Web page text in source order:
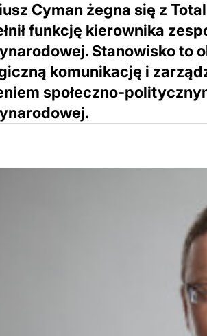
Cyman żegna się z
funkcję kierownika
Stanowisko to
komunikację i
społeczno-